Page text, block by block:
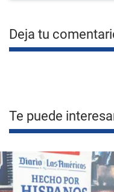
Deja tu
Te puede